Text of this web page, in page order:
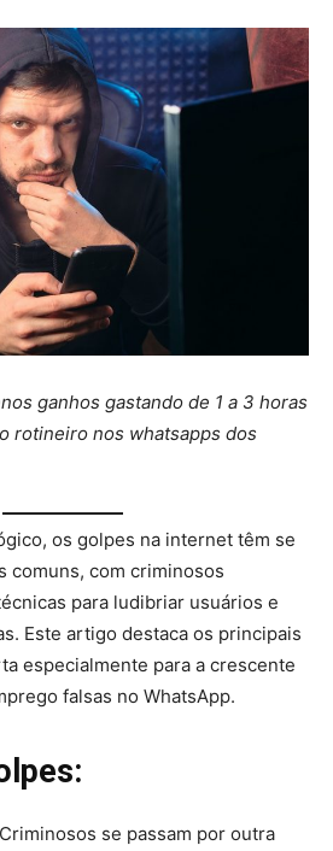
ganhos gastando de 1 a 3 horas
rotineiro nos whatsapps dos
os golpes na internet têm se
comuns, com criminosos
para ludibriar usuários e
Este artigo destaca os principais
especialmente para a crescente
falsas no WhatsApp.
Criminosos se passam por outra